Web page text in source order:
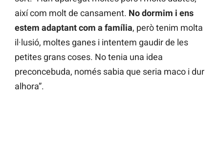
així com molt de cansament. No dormim i ens
estem adaptant com a família, però tenim molta
il·lusió, moltes ganes i intentem gaudir de les
petites grans coses. No tenia una idea
preconcebuda, només sabia que seria maco i dur
alhora”.